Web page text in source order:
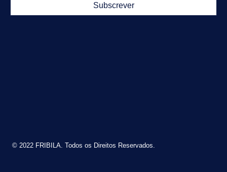
Subscrever
© 2022 FRIBILA. Todos os Direitos Reservados.